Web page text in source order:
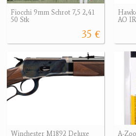
Fiocchi 9mm Schrot 7,5 2,41
50 Stk
35 €
AO IR
Winchester M1892 Deluxe A-